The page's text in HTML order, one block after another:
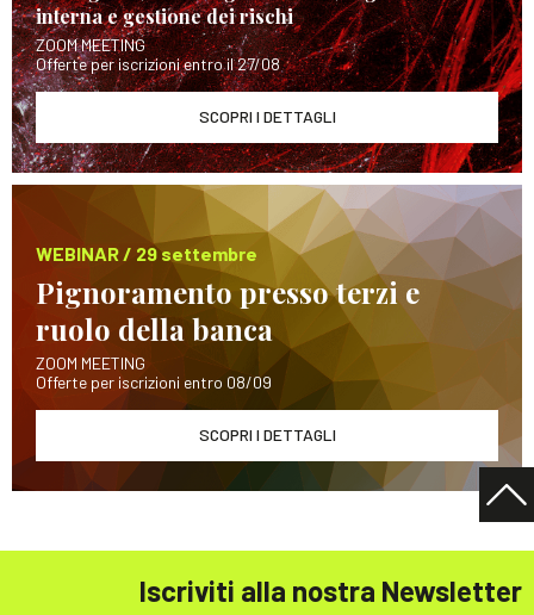
interna e gestione dei rischi
ZOOM MEETING
Offerte per iscrizioni entro il 27/08
SCOPRI I DETTAGLI
WEBINAR / 29 settembre
Pignoramento presso terzi e
ruolo della banca
ZOOM MEETING
Offerte per iscrizioni entro 08/09
SCOPRI I DETTAGLI
Iscriviti alla nostra Newsletter